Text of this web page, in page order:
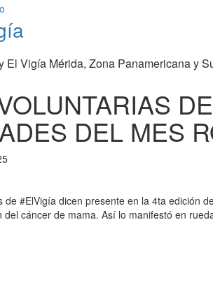
El Vigía Mérida, Zona Panamericana y
DEL MES
de #ElVigía dicen presente en la 4ta edición
del cáncer de mama. Así lo manifestó en